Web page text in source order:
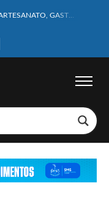
HOMEM CAI DE CACHOEIRA DE 40 METROS AO TENTAR FAZER FOTO
CORPOS DAS SEIS VÍTIMAS DE ACIDENTE COM LANCHA SÃO VELADOS; SAIBA COMO FOI